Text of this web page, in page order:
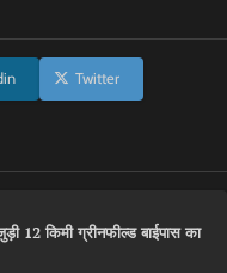
Twitter
12 किमी ग्रीनफील्ड बाईपास का